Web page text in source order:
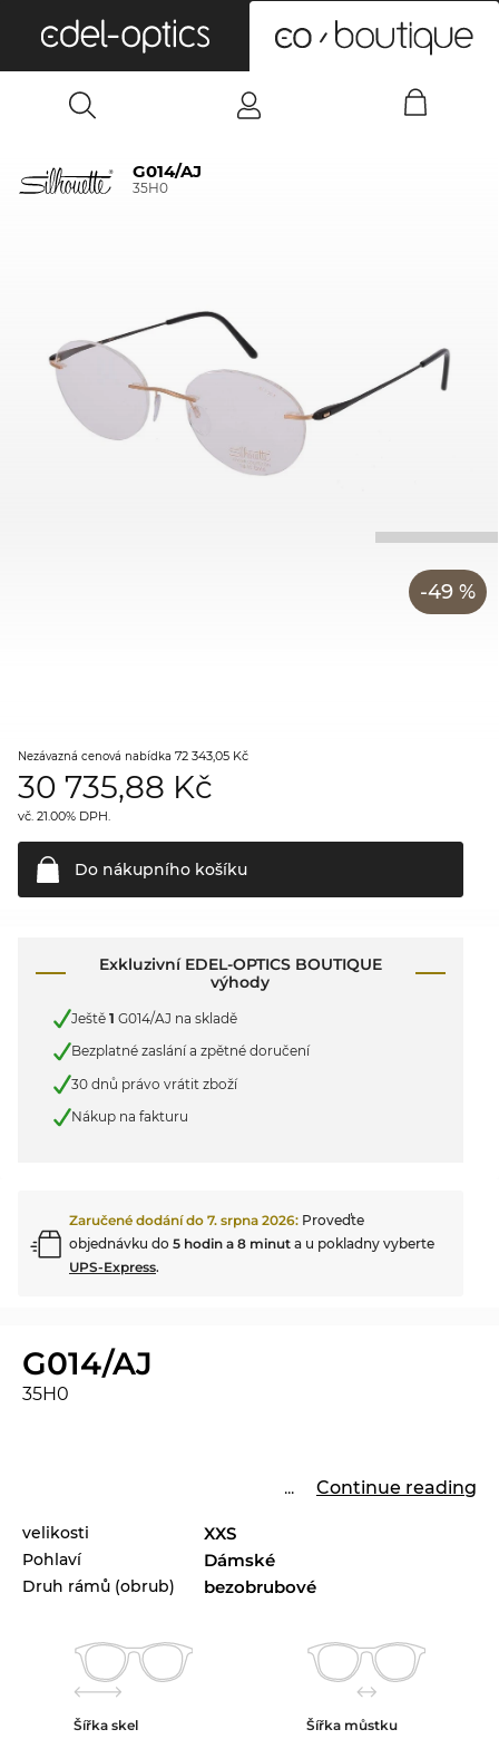
G014/AJ
35H0
-49 %
Nezávazná cenová nabídka 72 343,05 Kč
30 735,88 Kč
vč. 21.00% DPH.
Do nákupního košíku
Exkluzivní EDEL-OPTICS BOUTIQUE
výhody
Ještě 1 G014/AJ na skladě
Bezplatné zaslání a zpětné doručení
30 dnů právo vrátit zboží
Nákup na fakturu
Zaručené dodání do 7. srpna 2026: Proveďte
objednávku do 5 hodin a 8 minut a u pokladny vyberte
UPS-Express.
G014/AJ
35H0
... Continue reading
velikosti XXS
Pohlaví Dámské
Druh rámů (obrub) bezobrubové
Šířka skel
Šířka můstku